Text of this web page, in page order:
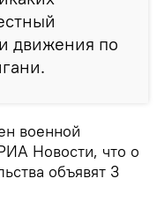
движения по
военной
Новости, что о
объявят 3